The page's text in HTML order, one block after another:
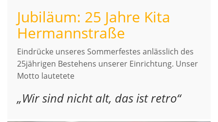
Jubiläum: 25 Jahre Kita
Hermannstraße
Eindrücke unseres Sommerfestes anlässlich des
25jährigen Bestehens unserer Einrichtung. Unser
Motto lautetete
„Wir sind nicht alt, das ist retro“